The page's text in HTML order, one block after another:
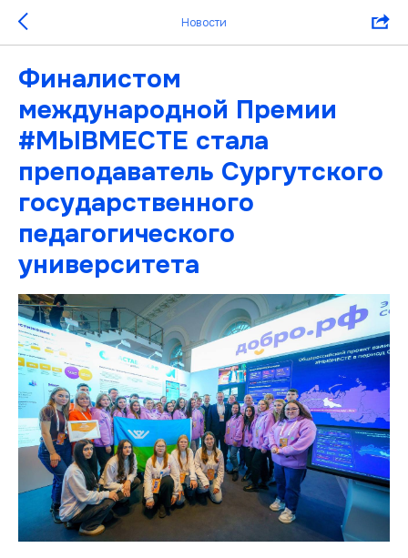
Новости
Финалистом
международной Премии
#МЫВМЕСТЕ стала
преподаватель Сургутского
государственного
педагогического
университета